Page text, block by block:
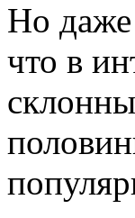
Но даже
что в